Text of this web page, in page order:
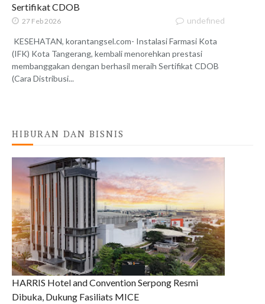
Sertifikat CDOB
27 Feb 2026 undefined
KESEHATAN, korantangsel.com- Instalasi Farmasi Kota
(IFK) Kota Tangerang, kembali menorehkan prestasi
membanggakan dengan berhasil meraih Sertifikat CDOB
(Cara Distribusi...
HIBURAN DAN BISNIS
HARRIS Hotel and Convention Serpong Resmi
Dibuka, Dukung Fasiliats MICE